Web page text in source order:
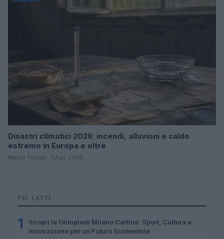
Disastri climatici 2026: incendi, alluvioni e caldo
estremo in Europa e oltre
Marco Tessari · 1 Ago 2026
PIÙ LETTI
1
Scopri le Olimpiadi Milano Cortina: Sport, Cultura e
Innovazione per un Futuro Sostenibile